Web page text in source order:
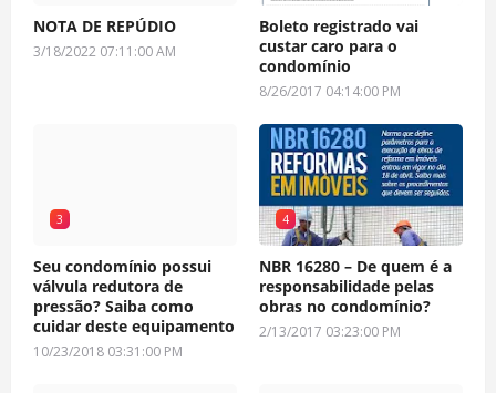
NOTA DE REPÚDIO
3/18/2022 07:11:00 AM
Boleto registrado vai
custar caro para o
condomínio
8/26/2017 04:14:00 PM
3
Seu condomínio possui
válvula redutora de
pressão? Saiba como
cuidar deste equipamento
10/23/2018 03:31:00 PM
4
NBR 16280 – De quem é a
responsabilidade pelas
obras no condomínio?
2/13/2017 03:23:00 PM